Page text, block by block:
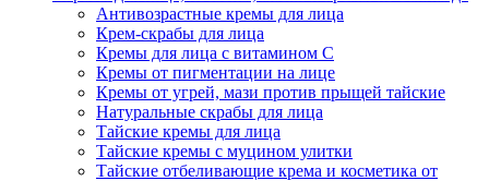
Антивозрастные кремы для лица
Крем-скрабы для лица
Кремы для лица с витамином C
Кремы от пигментации на лице
Кремы от угрей, мази против прыщей тайские
Натуральные скрабы для лица
Тайские кремы для лица
Тайские кремы с муцином улитки
Тайские отбеливающие крема и косметика от